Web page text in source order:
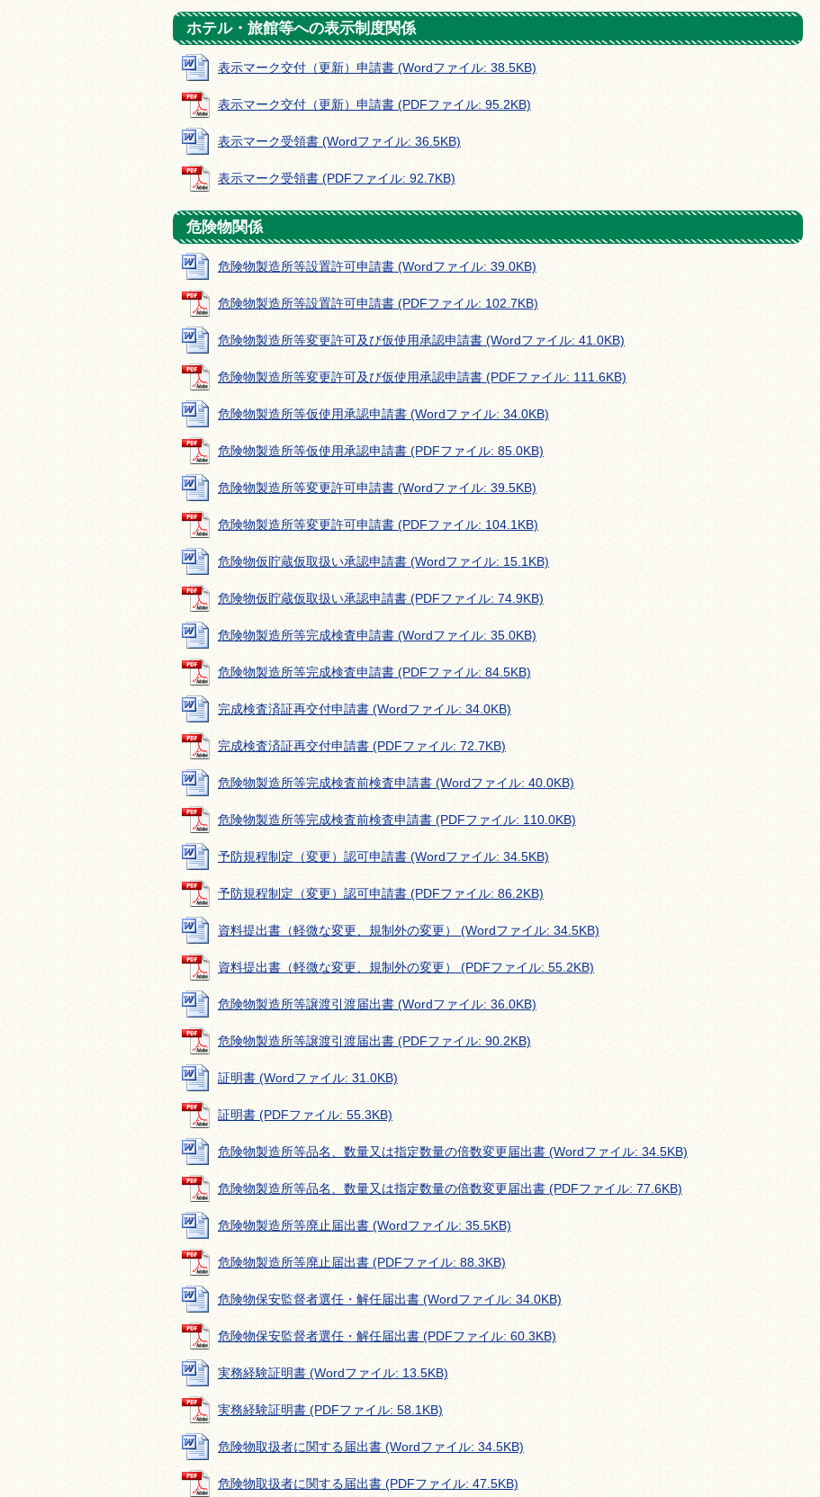
ホテル・旅館等への表示制度関係
表示マーク交付（更新）申請書 (Wordファイル: 38.5KB)
表示マーク交付（更新）申請書 (PDFファイル: 95.2KB)
表示マーク受領書 (Wordファイル: 36.5KB)
表示マーク受領書 (PDFファイル: 92.7KB)
危険物関係
危険物製造所等設置許可申請書 (Wordファイル: 39.0KB)
危険物製造所等設置許可申請書 (PDFファイル: 102.7KB)
危険物製造所等変更許可及び仮使用承認申請書 (Wordファイル: 41.0KB)
危険物製造所等変更許可及び仮使用承認申請書 (PDFファイル: 111.6KB)
危険物製造所等仮使用承認申請書 (Wordファイル: 34.0KB)
危険物製造所等仮使用承認申請書 (PDFファイル: 85.0KB)
危険物製造所等変更許可申請書 (Wordファイル: 39.5KB)
危険物製造所等変更許可申請書 (PDFファイル: 104.1KB)
危険物仮貯蔵仮取扱い承認申請書 (Wordファイル: 15.1KB)
危険物仮貯蔵仮取扱い承認申請書 (PDFファイル: 74.9KB)
危険物製造所等完成検査申請書 (Wordファイル: 35.0KB)
危険物製造所等完成検査申請書 (PDFファイル: 84.5KB)
完成検査済証再交付申請書 (Wordファイル: 34.0KB)
完成検査済証再交付申請書 (PDFファイル: 72.7KB)
危険物製造所等完成検査前検査申請書 (Wordファイル: 40.0KB)
危険物製造所等完成検査前検査申請書 (PDFファイル: 110.0KB)
予防規程制定（変更）認可申請書 (Wordファイル: 34.5KB)
予防規程制定（変更）認可申請書 (PDFファイル: 86.2KB)
資料提出書（軽微な変更、規制外の変更） (Wordファイル: 34.5KB)
資料提出書（軽微な変更、規制外の変更） (PDFファイル: 55.2KB)
危険物製造所等譲渡引渡届出書 (Wordファイル: 36.0KB)
危険物製造所等譲渡引渡届出書 (PDFファイル: 90.2KB)
証明書 (Wordファイル: 31.0KB)
証明書 (PDFファイル: 55.3KB)
危険物製造所等品名、数量又は指定数量の倍数変更届出書 (Wordファイル: 34.5KB)
危険物製造所等品名、数量又は指定数量の倍数変更届出書 (PDFファイル: 77.6KB)
危険物製造所等廃止届出書 (Wordファイル: 35.5KB)
危険物製造所等廃止届出書 (PDFファイル: 88.3KB)
危険物保安監督者選任・解任届出書 (Wordファイル: 34.0KB)
危険物保安監督者選任・解任届出書 (PDFファイル: 60.3KB)
実務経験証明書 (Wordファイル: 13.5KB)
実務経験証明書 (PDFファイル: 58.1KB)
危険物取扱者に関する届出書 (Wordファイル: 34.5KB)
危険物取扱者に関する届出書 (PDFファイル: 47.5KB)